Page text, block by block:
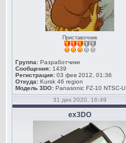
Приставочник
Группа: Разработчики
Сообщения: 1439
Регистрация: 03 фев 2012, 01:36
Откуда: Kursk 46 region
Модель 3DO: Panasonic FZ-10 NTSC-U
31 дек 2020, 16:49
ex3DO